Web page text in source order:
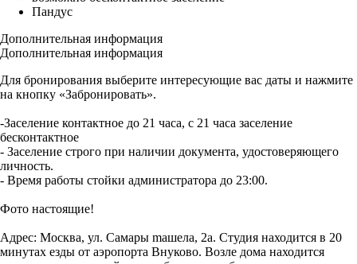
Пандус
Дополнительная информация
Дополнительная информация
Для бронирования выберите интересующие вас даты и нажмите
на кнопку «Забронировать».
-Заселение контактное до 21 часа, с 21 часа заселение
бесконтактное
- Заселение строго при наличии документа, удостоверяющего
личность.
- Время работы стойки администратора до 23:00.
Фото настоящие!
Адрес: Москва, ул. Самары mашелa, 2а. Студия находится в 20
минутах езды от аэропорта Внуково. Возле дома находится